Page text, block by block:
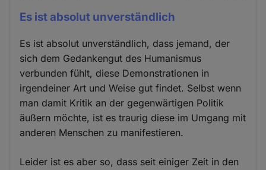
Es ist absolut unverständlich
Es ist absolut unverständlich, dass jemand, der
sich dem Gedankengut des Humanismus
verbunden fühlt, diese Demonstrationen in
irgendeiner Art und Weise gut findet. Selbst wenn
man damit Kritik an der gegenwärtigen Politik
äußern möchte, ist es traurig diese im Umgang mit
anderen Menschen zu manifestieren.
Leider ist es aber so, dass seit einiger Zeit in den